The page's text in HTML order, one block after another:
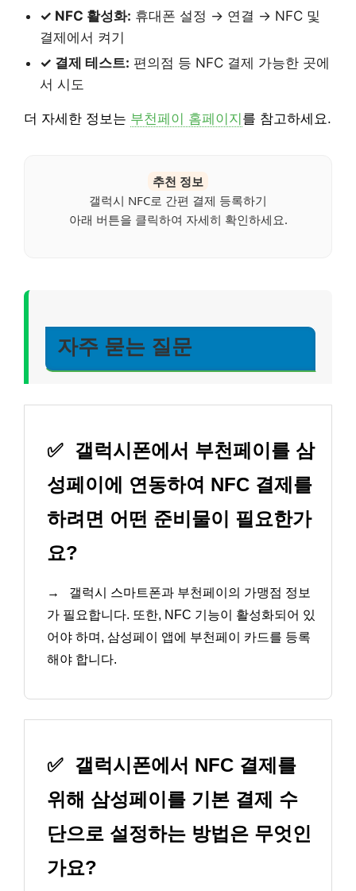
✓ NFC 활성화: 휴대폰 설정 → 연결 → NFC 및
결제에서 켜기
✓ 결제 테스트: 편의점 등 NFC 결제 가능한 곳에
서 시도
더 자세한 정보는 부천페이 홈페이지 를 참고하세요.
추천 정보
갤럭시 NFC로 간편 결제 등록하기
아래 버튼을 클릭하여 자세히 확인하세요.
자주 묻는 질문
✅ 갤럭시폰에서 부천페이를 삼
성페이에 연동하여 NFC 결제를
하려면 어떤 준비물이 필요한가
요?
→
갤럭시 스마트폰과 부천페이의 가맹점 정보
가 필요합니다. 또한, NFC 기능이 활성화되어 있
어야 하며, 삼성페이 앱에 부천페이 카드를 등록
해야 합니다.
✅ 갤럭시폰에서 NFC 결제를
위해 삼성페이를 기본 결제 수
단으로 설정하는 방법은 무엇인
가요?